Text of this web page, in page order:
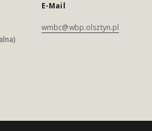
E-Mail
wmbc@wbp.olsztyn.pl